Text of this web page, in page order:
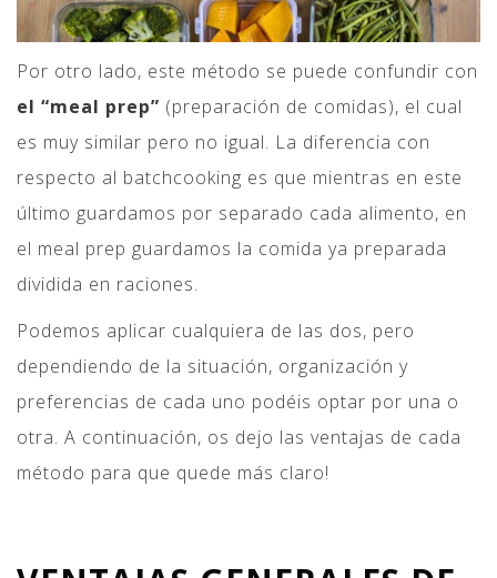
Por otro lado, este método se puede confundir con
el “meal prep” (preparación de comidas), el cual
es muy similar pero no igual. La diferencia con
respecto al batchcooking es que mientras en este
último guardamos por separado cada alimento, en
el meal prep guardamos la comida ya preparada
dividida en raciones.
Podemos aplicar cualquiera de las dos, pero
dependiendo de la situación, organización y
preferencias de cada uno podéis optar por una o
otra. A continuación, os dejo las ventajas de cada
método para que quede más claro!